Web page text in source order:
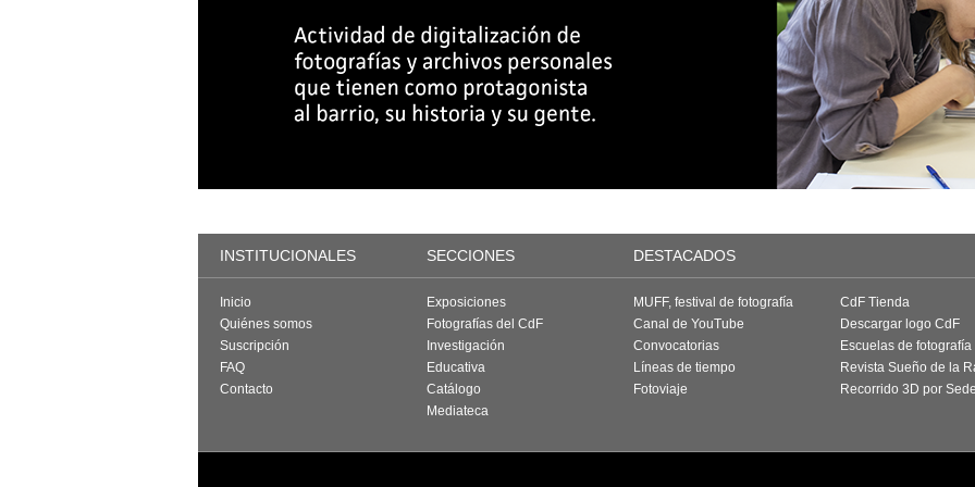
INSTITUCIONALES SECCIONES DESTACADOS
Inicio
Quiénes somos
Suscripción
FAQ
Contacto
Exposiciones
Fotografías del CdF
Investigación
Educativa
Catálogo
Mediateca
MUFF, festival de fotografía
Canal de YouTube
Convocatorias
Líneas de tiempo
Fotoviaje
CdF Tienda
Descargar logo CdF
Escuelas de fotografía
Revista Sueño de la
Recorrido 3D por